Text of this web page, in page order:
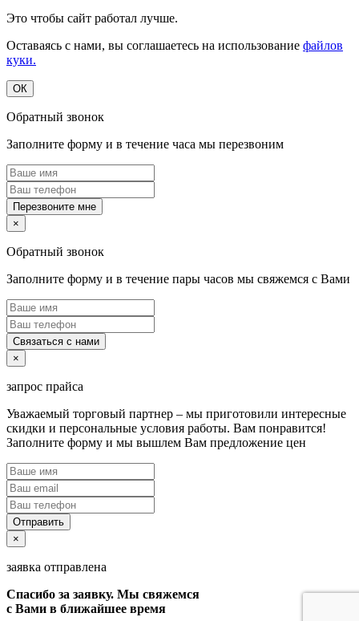
Это чтобы сайт работал лучше.
Оставаясь с нами, вы соглашаетесь на использование файлов
куки.
ОК
Обратный звонок
Заполните форму и в течение часа мы перезвоним
Перезвоните мне
×
Обратный звонок
Заполните форму и в течение пары часов мы свяжемся с Вами
Связаться с нами
×
запрос прайса
Уважаемый торговый партнер – мы приготовили интересные
скидки и персональные условия работы. Вам понравится!
Заполните форму и мы вышлем Вам предложение цен
Отправить
×
заявка отправлена
Спасибо за заявку. Мы свяжемся
с Вами в ближайшее время